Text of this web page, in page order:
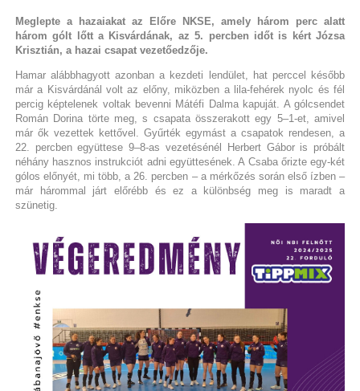
Meglepte a hazaiakat az Előre NKSE, amely három perc alatt
három gólt lőtt a Kisvárdának, az 5. percben időt is kért Józsa
Krisztián, a hazai csapat vezetőedzője.
Hamar alábbhagyott azonban a kezdeti lendület, hat perccel később
már a Kisvárdánál volt az előny, miközben a lila-fehérek nyolc és fél
percig képtelenek voltak bevenni Mátéfi Dalma kapuját. A gólcsendet
Román Dorina törte meg, s csapata összerakott egy 5–1-et, amivel
már ők vezettek kettővel. Gyűrték egymást a csapatok rendesen, a
22. percben együttese 9–8-as vezetésénél Herbert Gábor is próbált
néhány hasznos instrukciót adni együttesének. A Csaba őrizte egy-két
gólos előnyét, mi több, a 26. percben – a mérkőzés során első ízben –
már hárommal járt előrébb és ez a különbség meg is maradt a
szünetig.